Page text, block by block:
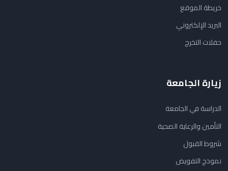
خريطة الموقع
البريد الإلكتروني
حفلات التخرج
زيارة الجامعة
الدراسة في الجامعة
التأمين والرعاية الصحية
شروط القبول
نموذج التفويض